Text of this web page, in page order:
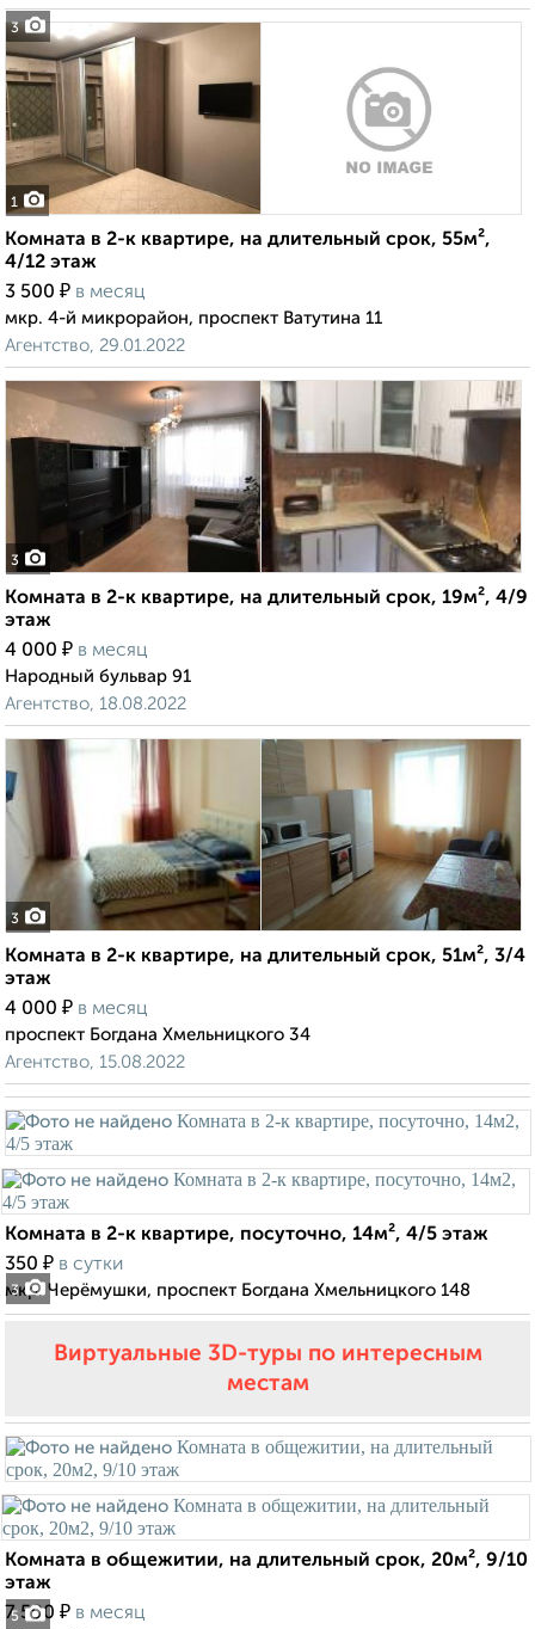
3
1
Комната в 2-к квартире, на длительный срок, 55м²,
4/12 этаж
3 500 ₽ в месяц
мкр. 4-й микрорайон, проспект Ватутина 11
Агентство, 29.01.2022
3
Комната в 2-к квартире, на длительный срок, 19м², 4/9
этаж
4 000 ₽ в месяц
Народный бульвар 91
Агентство, 18.08.2022
3
Комната в 2-к квартире, на длительный срок, 51м², 3/4
этаж
4 000 ₽ в месяц
проспект Богдана Хмельницкого 34
Агентство, 15.08.2022
3
Комната в 2-к квартире, посуточно, 14м², 4/5 этаж
350 ₽ в сутки
мкр. Черёмушки, проспект Богдана Хмельницкого 148
Виртуальные 3D-туры по интересным
местам
5
Комната в общежитии, на длительный срок, 20м², 9/10
этаж
7 500 ₽ в месяц